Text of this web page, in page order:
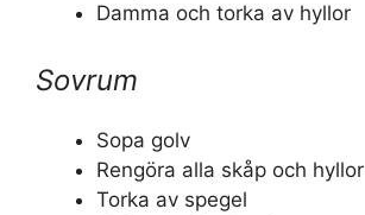
Damma och torka av hyllor
Sovrum
Sopa golv
Rengöra alla skåp och hyllor
Torka av spegel